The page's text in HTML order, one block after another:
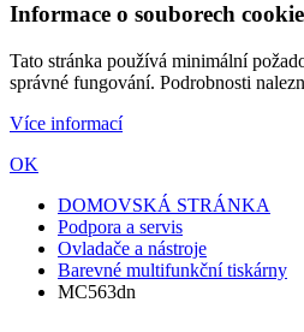
Informace o souborech
Tato stránka používá minimální
správné fungování. Podrobnosti
Více informací
OK
DOMOVSKÁ STRÁNKA
Podpora a servis
Ovladače a nástroje
Barevné multifunkční tiskárny
MC563dn